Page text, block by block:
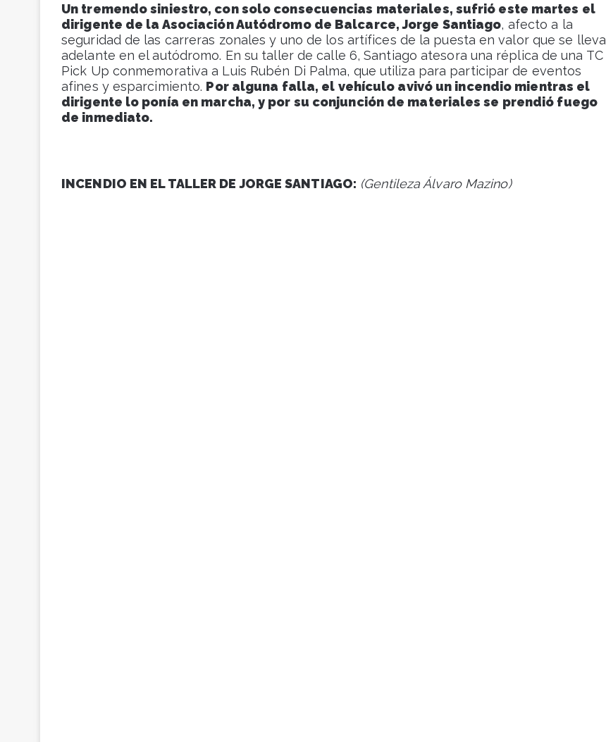
Un tremendo siniestro, con solo consecuencias materiales, sufrió este martes el
dirigente de la Asociación Autódromo de Balcarce, Jorge Santiago, afecto a la
seguridad de las carreras zonales y uno de los artífices de la puesta en valor que se lleva
adelante en el autódromo. En su taller de calle 6, Santiago atesora una réplica de una TC
Pick Up conmemorativa a Luis Rubén Di Palma, que utiliza para participar de eventos
afines y esparcimiento. Por alguna falla, el vehículo avivó un incendio mientras el
dirigente lo ponía en marcha, y por su conjunción de materiales se prendió fuego
de inmediato.
INCENDIO EN EL TALLER DE JORGE SANTIAGO: (Gentileza Álvaro Mazino)